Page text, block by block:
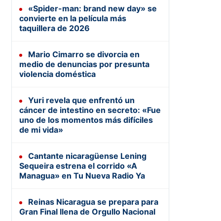
«Spider-man: brand new day» se
convierte en la película más
taquillera de 2026
Mario Cimarro se divorcia en
medio de denuncias por presunta
violencia doméstica
Yuri revela que enfrentó un
cáncer de intestino en secreto: «Fue
uno de los momentos más difíciles
de mi vida»
Cantante nicaragüense Lening
Sequeira estrena el corrido «A
Managua» en Tu Nueva Radio Ya
Reinas Nicaragua se prepara para
Gran Final llena de Orgullo Nacional